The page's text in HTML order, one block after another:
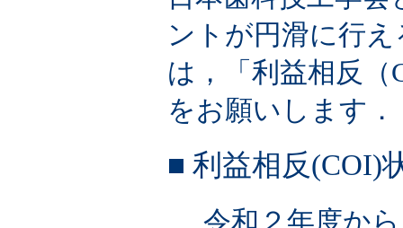
ントが円滑に行
は，「利益相反（
をお願いします．
■ 利益相反(COI)
令和２年度か